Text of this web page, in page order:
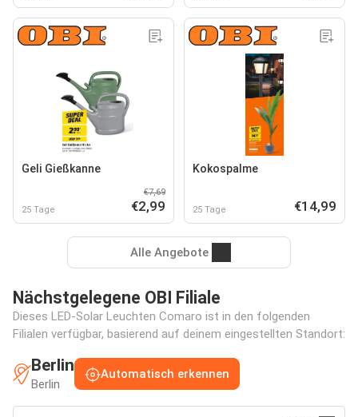
Geli Gießkanne
25 Tage
€7,69
€2,99
Kokospalme
25 Tage €14,99
Alle Angebote
Nächstgelegene OBI Filiale
Dieses LED-Solar Leuchten Comaro ist in den folgenden
Filialen verfügbar, basierend auf deinem eingestellten Standort:
Berlin
Berlin
Automatisch erkennen